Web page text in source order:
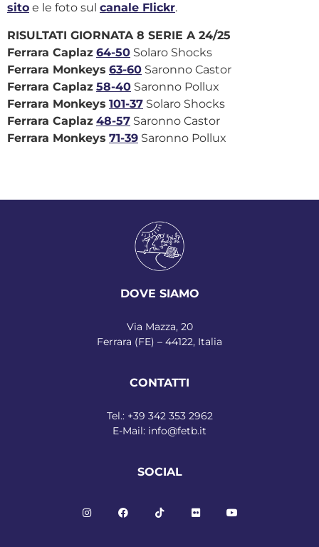
sito e le foto sul canale Flickr.
RISULTATI GIORNATA 8 SERIE A 24/25
Ferrara Caplaz 64-50 Solaro Shocks
Ferrara Monkeys 63-60 Saronno Castor
Ferrara Caplaz 58-40 Saronno Pollux
Ferrara Monkeys 101-37 Solaro Shocks
Ferrara Caplaz 48-57 Saronno Castor
Ferrara Monkeys 71-39 Saronno Pollux
DOVE SIAMO
Via Mazza, 20
Ferrara (FE) – 44122, Italia
CONTATTI
Tel.: +39 342 353 2962
E-Mail: info@fetb.it
SOCIAL